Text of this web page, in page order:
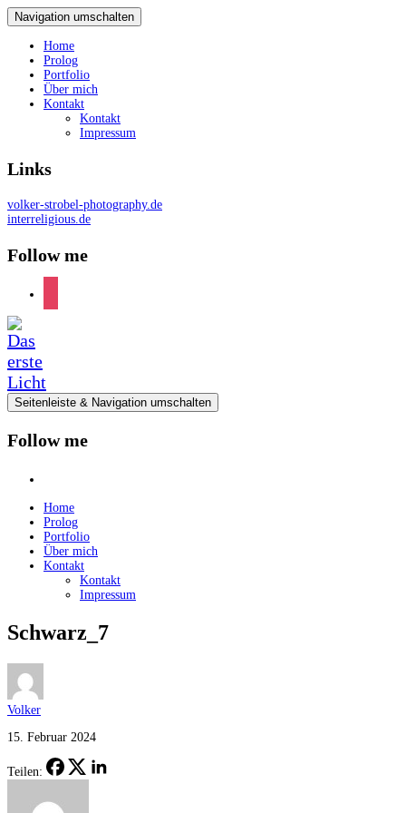
Navigation umschalten
Home
Prolog
Portfolio
Über mich
Kontakt
Kontakt
Impressum
Links
volker-strobel-photography.de
interreligious.de
Follow me
Seitenleiste & Navigation umschalten
Follow me
Home
Prolog
Portfolio
Über mich
Kontakt
Kontakt
Impressum
Schwarz_7
Volker
15. Februar 2024
Teilen: